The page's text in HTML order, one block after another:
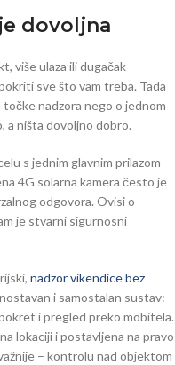
dovoljna
više ulaza ili dugačak
sve što vam treba. Tada
nadzora nego o jednom
a ništa dovoljno dobro.
s jednim glavnim prilazom
4G solarna kamera često je
odgovora. Ovisi o
je stvarni sigurnosni
nadzor vikendice bez
i samostalan sustav:
i pregled preko mobitela.
lokaciji i postavljena na pravo
– kontrolu nad objektom